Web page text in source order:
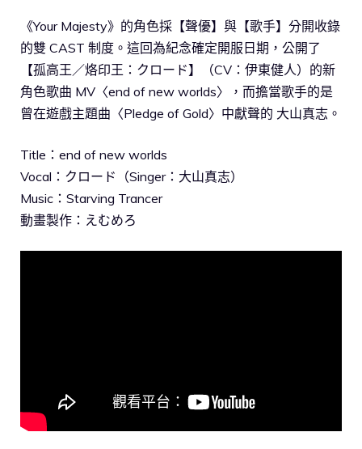
《Your Majesty》的角色採【聲優】與【歌手】分開收錄
的雙 CAST 制度。這回為紀念確定開服日期，公開了
【孤高王／烙印王：クロード】（CV：伊東健人）的新
角色歌曲 MV〈end of new worlds〉，而擔當歌手的是
曾在遊戲主題曲〈Pledge of Gold〉中獻聲的 大山真志。
Title：end of new worlds
Vocal：クロード（Singer：大山真志）
Music：Starving Trancer
動畫製作：えむめろ